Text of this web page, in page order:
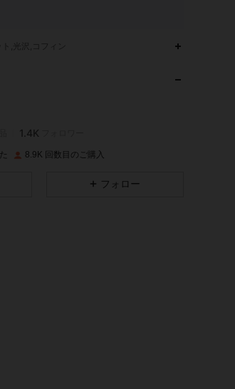
,光沢,コフィン
1.4K
8.9K 回数目のご購入
フォロー